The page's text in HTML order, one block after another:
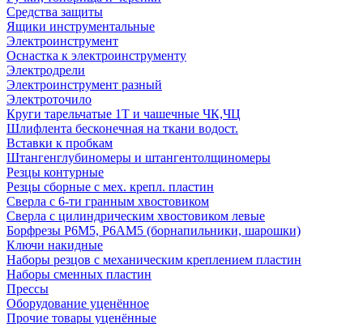
Средства защиты
Ящики инструментальные
Электроинструмент
Оснастка к электроинструменту
Электродрели
Электроинструмент разный
Электроточило
Круги тарельчатые 1Т и чашечные ЧК,ЧЦ
Шлифлента бесконечная на ткани водост.
Вставки к пробкам
Штангенглубиномеры и штангентолщиномеры
Резцы контурные
Резцы сборные с мех. крепл. пластин
Сверла с 6-ти гранным хвостовиком
Сверла с цилиндрическим хвостовиком левые
Борфрезы Р6М5, Р6АМ5 (борнапильники, шарошки)
Ключи накидные
Наборы резцов с механическим креплением пластин
Наборы сменных пластин
Прессы
Оборудование уценённое
Прочие товары уценённые